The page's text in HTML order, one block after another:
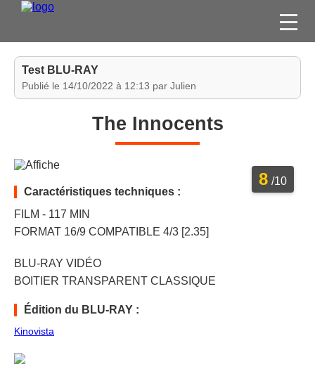
FILMS
JEUX VIDÉO
Test BLU-RAY
Publié le 14/10/2022 à 12:13 par Julien
The Innocents
8 /10
Caractéristiques techniques :
FILM - 117 MIN
FORMAT 16/9 COMPATIBLE 4/3 [2.35]
BLU-RAY VIDÉO
BOITIER TRANSPARENT CLASSIQUE
Édition du BLU-RAY :
Kinovista